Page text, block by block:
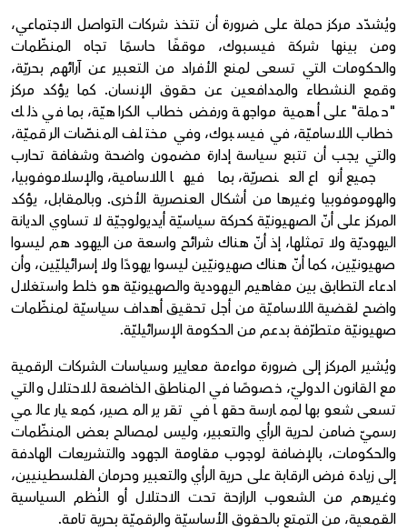
ويُشدّد مركز حملة على ضرورة أن تتخذ شركات التواصل الاجتماعي،
ومن بينها شركة فيسبوك، موقفًا حاسمًا تجاه المنظّمات
والحكومات التي تسعى لمنع الأفراد من التعبير عن آرائهم بحريّة،
وقمع النشطاء والمدافعين عن حقوق الإنسان. كما يؤكد مركز
"حملة" على أهمية مواجهة ورفض خطاب الكراهيّة، بما في ذلك
خطاب اللاساميّة، في فيسبوك، وفي مختلف المنصّات الرقميّة،
والتي يجب أن تتبع سياسة إدارة مضمون واضحة وشفافة تحارب
جميع أنواع العنصريّة، بما فيها اللاسامية، والإسلاموفوبيا،
والهوموفوبيا وغيرها من أشكال العنصرية الأخرى. وبالمقابل، يؤكد
المركز على أنّ الصهيونيّة كحركة سياسيّة أيديولوجيّة لا تساوي الديانة
اليهوديّة ولا تمثلها، إذ أنّ هناك شرائح واسعة من اليهود هم ليسوا
صهيونيّين، كما أنّ هناك صهيونيّين ليسوا يهودًا ولا إسرائيليّين، وأن
ادعاء التطابق بين مفاهيم اليهودية والصهيونيّة هو خلط واستغلال
واضح لقضية اللاساميّة من أجل تحقيق أهداف سياسيّة لمنظّمات
صهيونيّة متطرّفة بدعم من الحكومة الإسرائيليّة.
ويُشير المركز إلى ضرورة مواءمة معايير وسياسات الشركات الرقمية
مع القانون الدوليّ، خصوصًا في المناطق الخاضعة للاحتلال والتي
تسعى شعوبها لممارسة حقها في تقرير المصير، كمعيار عالمي
رسميّ ضامن لحرية الرأي والتعبير، وليس لمصالح بعض المنظّمات
والحكومات، بالإضافة لوجوب مقاومة الجهود والتشريعات الهادفة
إلى زيادة فرض الرقابة على حرية الرأي والتعبير وحرمان الفلسطينيين،
وغيرهم من الشعوب الرازحة تحت الاحتلال أو النُظم السياسية
القمعية، من التمتع بالحقوق الأساسيّة والرقميّة بحرية تامة.